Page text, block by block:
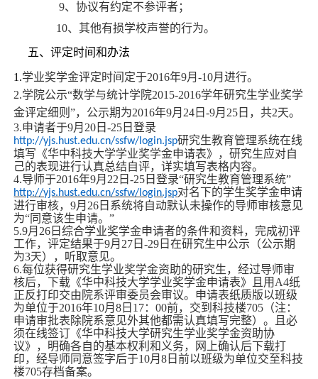
9、协议有约定不参评者；
10、其他有损学校声誉的行为。
五、评定时间和办法
1.学业奖学金评定时间定于2016年9月-10月进行。
2.学院公示“数学与统计学院2015-2016学年研究生学业奖学
金评定细则”，公示期为2016年9月24日-9月25日，共2天。
3.申请者于9月20 日-25 日登录
http://yjs.hust.edu.cn/ssfw/login.jsp研究生教育管理系统在线
填写《华中科技大学学业奖学金申请表》，研究生应对自
己的表现进行认真总结自评，详实填写表格内容。
4.导师于2016年9月22 日-25 日登录“研究生教育管理系统”
http://yjs.hust.edu.cn/ssfw/login.jsp对名下的学生奖学金申请
进行审核，9月26 日系统将自动默认未操作的导师审核意见
为“同意该生申请。”
5.9月26 日综合学业奖学金申请者的条件和资料，完成初评
工作，评定结果于9月27 日-29 日在研究生中公示（公示期
为3天），听取意见。
6.每位获得研究生学业奖学金资助的研究生，经过导师审
核后，下载《华中科技大学学业奖学金申请表》且用A4纸
正反打印交由院系评审委员会审议。申请表纸质版以班级
为单位于2016年10月8 日 17：00前，交到科技楼705 （注：
申请审批表除院系意见外其他都需认真填写完整）。且必
须在线签订《华中科技大学研究生学业奖学金资助协
议》，明确各自的基本权利和义务，网上确认后下载打
印，经导师同意签字后于10月8 日前以班级为单位交至科技
楼705存档备案。